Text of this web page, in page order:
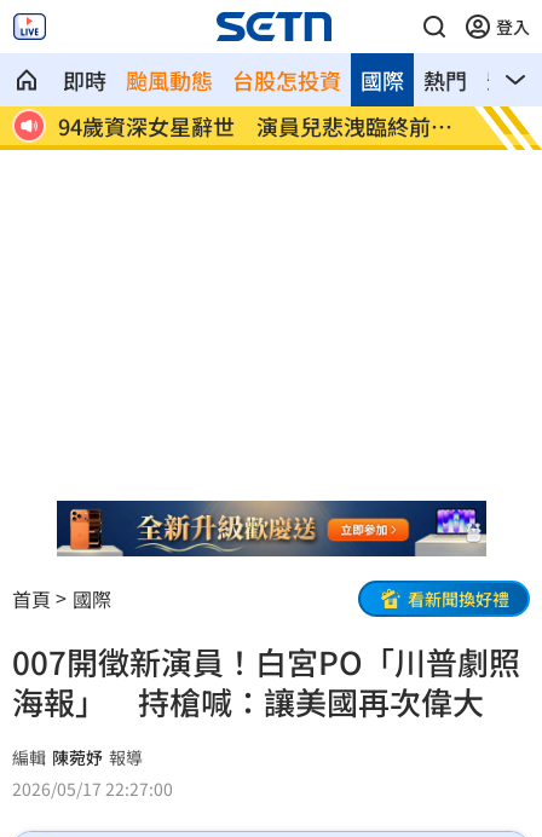
登入
即時 颱風動態 台股怎投資 熱門 影音
國際
墜
94歲資深女星辭世 演員兒悲洩臨終前病
況
蔡阿
了
首頁 國際 看新聞換好禮
007開徵新演員！白宮PO「川普劇照
海報」 持槍喊：讓美國再次偉大
編輯 陳菀妤 報導
2026/05/17 22:27:00